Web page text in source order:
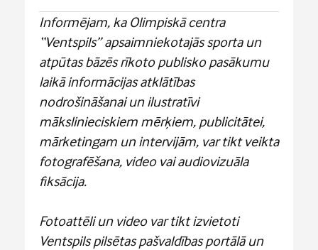
Informējam, ka Olimpiskā centra
“Ventspils” apsaimniekotajās sporta un
atpūtas bāzēs rīkoto publisko pasākumu
laikā informācijas atklātības
nodrošināšanai un ilustratīvi
mākslinieciskiem mērķiem, publicitātei,
mārketingam un intervijām, var tikt veikta
fotografēšana, video vai audiovizuāla
fiksācija.
Fotoattēli un video var tikt izvietoti
Ventspils pilsētas pašvaldības portālā un